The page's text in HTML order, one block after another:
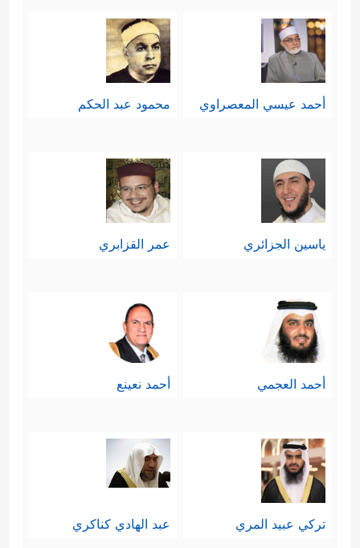
أحمد عيسي المعصراوي محمود عبد الحكم
ياسين الجزائري عمر القزابري
أحمد العجمي أحمد نعينع
تركي عبيد المري عبد الهادي كناكري